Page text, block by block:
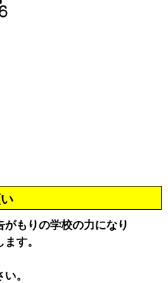
もりの学校の力になり
す。
。